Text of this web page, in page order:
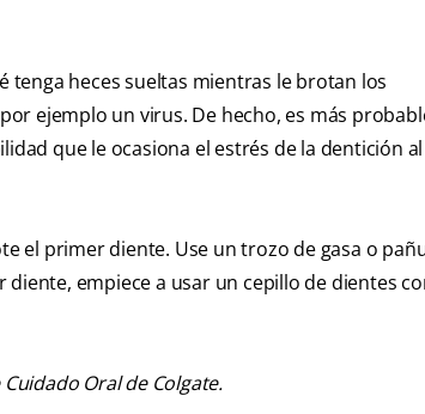
tenga heces sueltas mientras le brotan los
ejemplo un virus. De hecho, es más
que le ocasiona el estrés de la dentición al
el primer diente. Use un trozo de gasa o
empiece a usar un cepillo de dientes
Oral de Colgate.